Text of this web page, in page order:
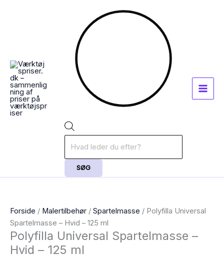
SØG
Forside / Malertilbehør / Spartelmasse / Polyfilla Universal
Spartelmasse – Hvid – 125 ml
Polyfilla Universal Spartelmasse –
Hvid – 125 ml